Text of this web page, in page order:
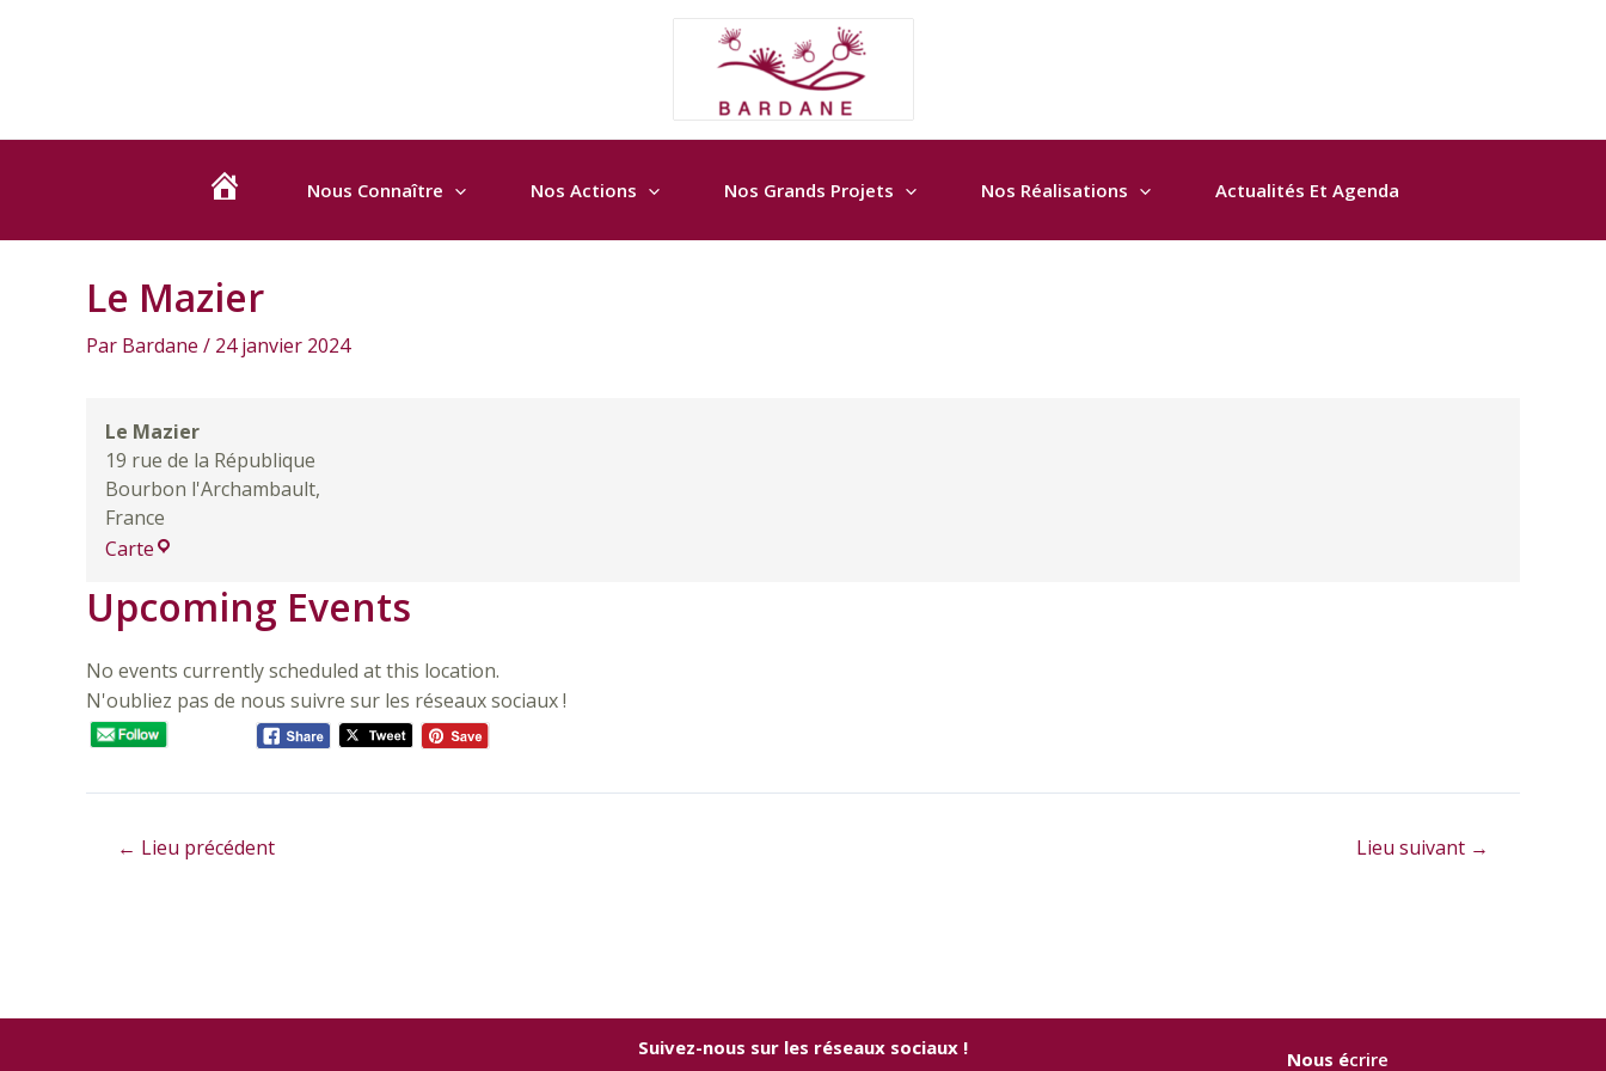
B
I
N
V
U
E
Nous Connaître Nos Actions Nos Grands Projets Nos Réalisations Actualités Et Agenda
Le Mazier
Par Bardane / 24 janvier 2024
Le Mazier
19 rue de la République
Bourbon l'Archambault,
France
Carte
Upcoming Events
No events currently scheduled at this location.
N'oubliez pas de nous suivre sur les réseaux sociaux !
← Lieu précédent Lieu suivant →
Suivez-nous sur les réseaux sociaux ! Nous écrire